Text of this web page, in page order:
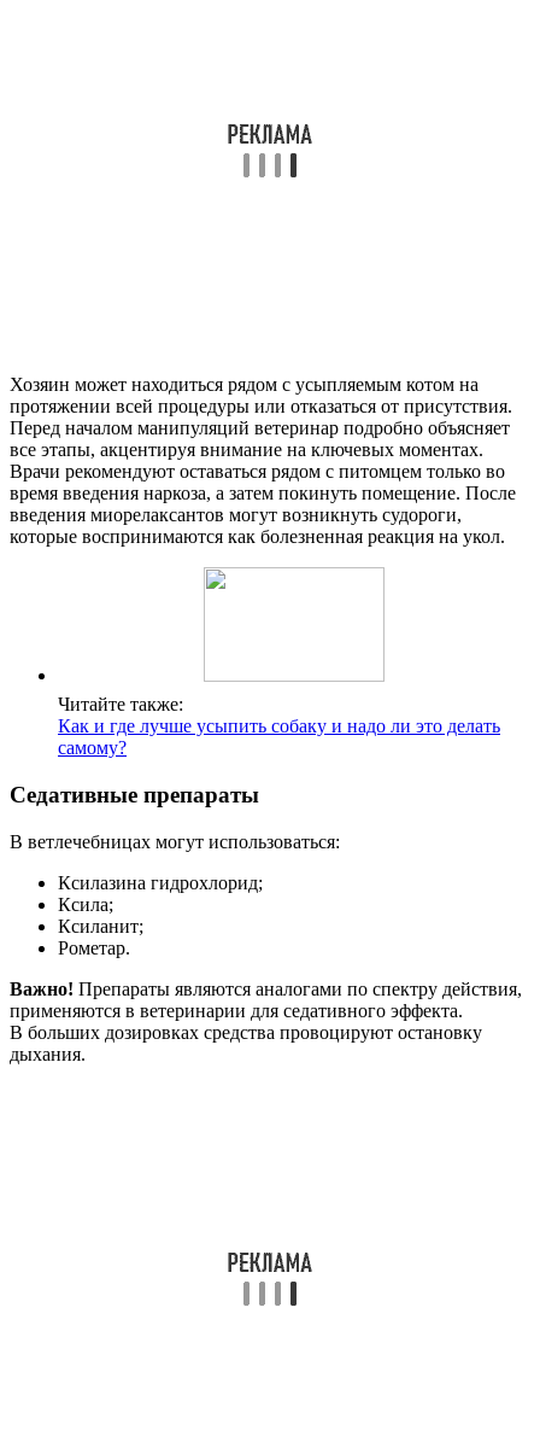
Хозяин может находиться рядом с усыпляемым котом на
протяжении всей процедуры или отказаться от присутствия.
Перед началом манипуляций ветеринар подробно объясняет
все этапы, акцентируя внимание на ключевых моментах.
Врачи рекомендуют оставаться рядом с питомцем только во
время введения наркоза, а затем покинуть помещение. После
введения миорелаксантов могут возникнуть судороги,
которые воспринимаются как болезненная реакция на укол.
Читайте также:
Как и где лучше усыпить собаку и надо ли это делать
самому?
Седативные препараты
В ветлечебницах могут использоваться:
Ксилазина гидрохлорид;
Ксила;
Ксиланит;
Рометар.
Важно! Препараты являются аналогами по спектру действия,
применяются в ветеринарии для седативного эффекта.
В больших дозировках средства провоцируют остановку
дыхания.